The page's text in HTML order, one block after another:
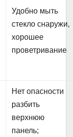
Удобно мыть
стекло снаружи,
хорошее
проветривание
Нет опасности
разбить
верхнюю
панель;